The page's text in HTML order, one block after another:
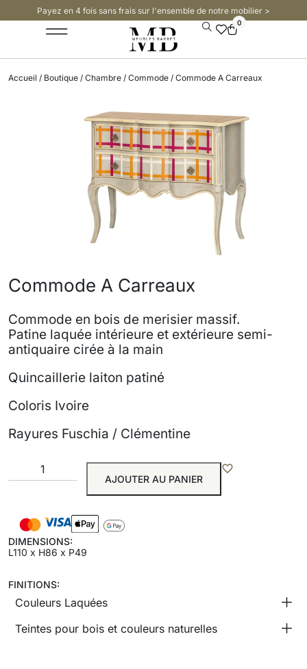
Payez en 4 fois sans frais sur l'ensemble de notre mobilier >​
0
Accueil / Boutique / Chambre / Commode / Commode A Carreaux
Commode A Carreaux
Commode en bois de merisier massif.
Patine laquée intérieure et extérieure semi-
antiquaire cirée à la main
Quincaillerie laiton patiné
Coloris Ivoire
Rayures Fuschia / Clémentine
AJOUTER AU PANIER
DIMENSIONS:
L110 x H86 x P49
FINITIONS:
Couleurs Laquées
Teintes pour bois et couleurs naturelles